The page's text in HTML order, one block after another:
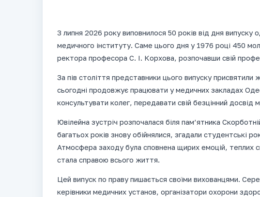
3 липня 2026 року виповнилося 50 років від дня випуску
медичного інституту. Саме цього дня у 1976 році 450
ректора професора С. І. Корхова, розпочавши свій
За пів століття представники цього випуску
сьогодні продовжує працювати у медичних закладах
консультувати колег, передавати свій безцінний досвід
Ювілейна зустріч розпочалася біля пам’ятника
багатьох років знову обійнялися, згадали студентські
Атмосфера заходу була сповнена щирих емоцій, теплих
стала справою всього життя.
Цей випуск по праву пишається своїми вихованцями.
керівники медичних установ, організатори охорони